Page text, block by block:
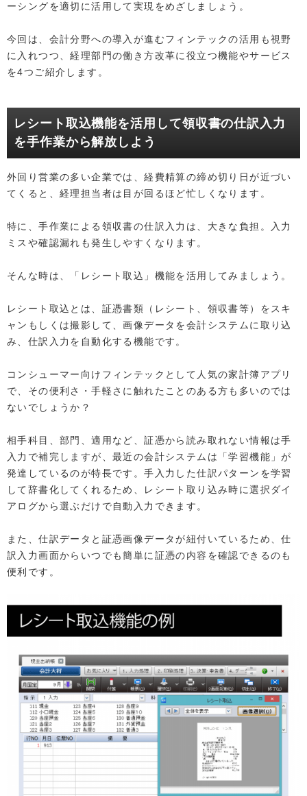
ーシングを適切に活用して実現をめざしましょう。
今回は、会計分野への導入が進むフィンテックの活用も視野
に入れつつ、経理部門の働き方改革に役立つ機能やサービス
を4つご紹介します。
レシート取込機能を活用して領収書の仕訳入力
を手作業から解放しよう
外回り営業の多い企業では、経費精算の締め切り日が近づい
てくると、経理担当者は目が回るほど忙しくなります。
特に、手作業による領収書の仕訳入力は、大きな負担。入力
ミスや確認漏れも発生しやすくなります。
そんな時は、「レシート取込」機能を活用してみましょう。
レシート取込とは、証憑書類（レシート、領収書等）をスキ
ャンもしくは撮影して、画像データを会計システムに取り込
み、仕訳入力を自動化する機能です。
コンシューマー向けフィンテックとして人気の家計簿アプリ
で、その便利さ・手軽さに触れたことのある方も多いのでは
ないでしょうか？
相手科目、部門、適用など、証憑から読み取れない情報は手
入力で補完しますが、最近の会計システムは「学習機能」が
発達しているのが特長です。手入力した仕訳パターンを学習
して辞書化してくれるため、レシート取り込み時に選択ダイ
アログから選ぶだけで自動入力できます。
また、仕訳データと証憑画像データが紐付いているため、仕
訳入力画面からいつでも簡単に証憑の内容を確認できるのも
便利です。